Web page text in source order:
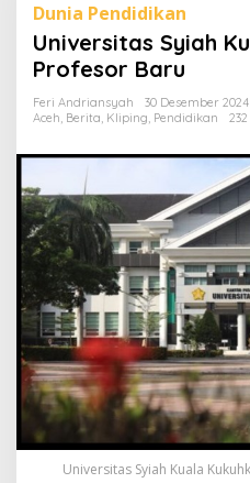
i
v
e
r
s
i
a
S
y
i
a
h
K
u
a
l
a
K
u
k
u
h
Dunia Pendidikan
Universitas Syiah
Profesor Baru
Feri Andriansyah
30 Desember 2024
Aceh, Berita, Kliping, Pendidikan
Universitas Syiah Kuala